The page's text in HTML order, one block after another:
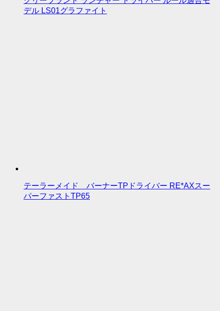
デル LS01グラファイト
テーラーメイド バーナーTPドライバー RE*AXスー
パーファストTP65